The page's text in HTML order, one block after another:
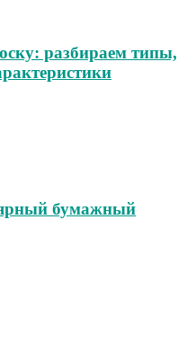
разбираем типы,
бумажный